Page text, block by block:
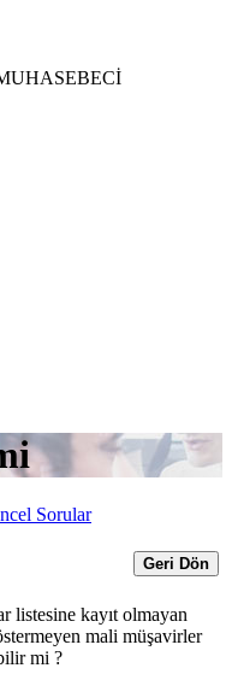
Sorular
Geri Dön
listesine kayıt olmayan
mali müşavirler
mi ?